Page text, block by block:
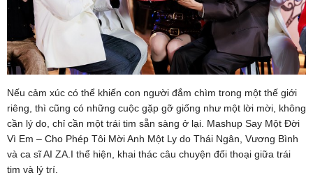
Nếu cảm xúc có thể khiến con người đắm chìm trong một thế giới
riêng, thì cũng có những cuộc gặp gỡ giống như một lời mời, không
cần lý do, chỉ cần một trái tim sẵn sàng ở lại. Mashup Say Một Đời
Vì Em – Cho Phép Tôi Mời Anh Một Ly do Thái Ngân, Vương Bình
và ca sĩ AI ZA.I thể hiện, khai thác câu chuyện đối thoại giữa trái
tim và lý trí.